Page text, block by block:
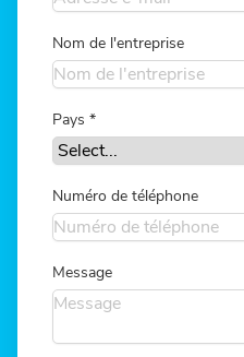
Nom de l'entreprise
Pays *
Numéro de téléphone
Message